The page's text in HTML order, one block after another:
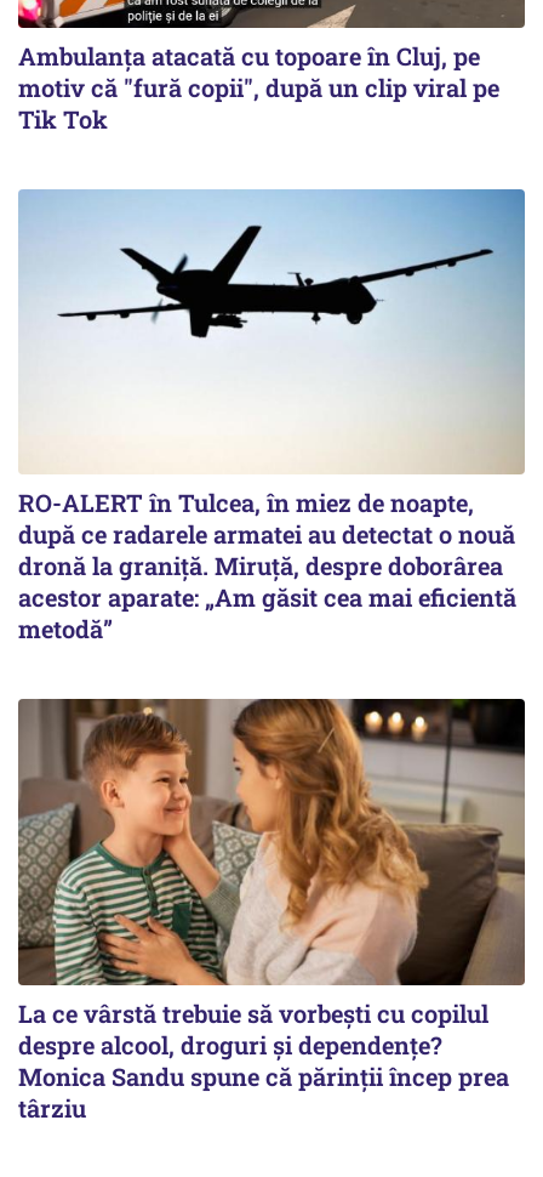
Ambulanța atacată cu topoare în Cluj, pe
motiv că "fură copii", după un clip viral pe
Tik Tok
RO-ALERT în Tulcea, în miez de noapte,
după ce radarele armatei au detectat o nouă
dronă la graniță. Miruță, despre doborârea
acestor aparate: „Am găsit cea mai eficientă
metodă”
La ce vârstă trebuie să vorbești cu copilul
despre alcool, droguri și dependențe?
Monica Sandu spune că părinții încep prea
târziu